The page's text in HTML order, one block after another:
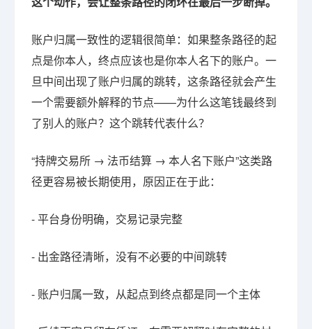
账户归属一致性的逻辑很简单：如果整条路径的起
点是你本人，终点应该也是你本人名下的账户。一
旦中间出现了账户归属的跳转，这条路径就会产生
一个需要额外解释的节点——为什么这笔钱最终到
了别人的账户？这个跳转代表什么？
“持牌交易所 → 法币结算 → 本人名下账户”这类路
径更容易被长期使用，原因正在于此：
- 平台身份明确，交易记录完整
- 出金路径清晰，没有不必要的中间跳转
- 账户归属一致，从起点到终点都是同一个主体